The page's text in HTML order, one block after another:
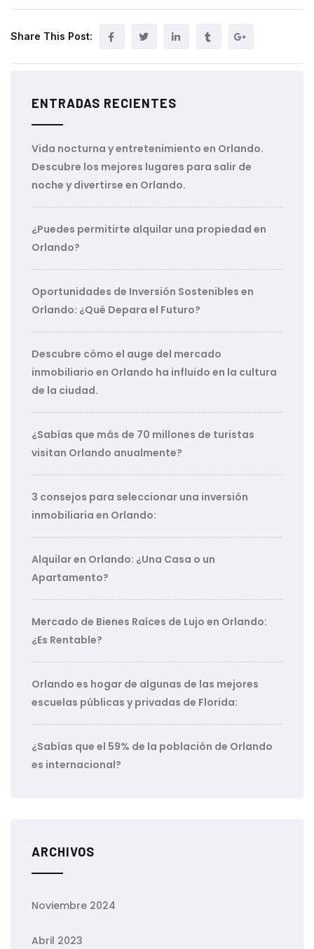
Share This Post:
ENTRADAS RECIENTES
Vida nocturna y entretenimiento en Orlando.
Descubre los mejores lugares para salir de
noche y divertirse en Orlando.
¿Puedes permitirte alquilar una propiedad en
Orlando?
Oportunidades de Inversión Sostenibles en
Orlando: ¿Qué Depara el Futuro?
Descubre cómo el auge del mercado
inmobiliario en Orlando ha influido en la cultura
de la ciudad.
¿Sabías que más de 70 millones de turistas
visitan Orlando anualmente?
3 consejos para seleccionar una inversión
inmobiliaria en Orlando:
Alquilar en Orlando: ¿Una Casa o un
Apartamento?
Mercado de Bienes Raíces de Lujo en Orlando:
¿Es Rentable?
Orlando es hogar de algunas de las mejores
escuelas públicas y privadas de Florida:
¿Sabías que el 59% de la población de Orlando
es internacional?
ARCHIVOS
Noviembre 2024
Abril 2023